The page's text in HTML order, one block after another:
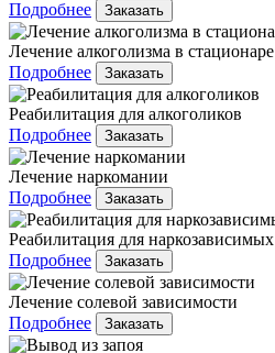
Подробнее
Заказать
Лечение алкоголизма в стационаре
Подробнее
Заказать
Реабилитация для алкоголиков
Подробнее
Заказать
Лечение наркомании
Подробнее
Заказать
Реабилитация для наркозависимых
Подробнее
Заказать
Лечение солевой зависимости
Подробнее
Заказать